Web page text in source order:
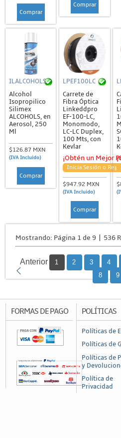
Comprar
Comprar
ILALCOHOLS
Alcohol
Isopropilico
Silimex
ALCOHOLS, en
Aerosol, 250
Ml
$126.87 MXN
(IVA Incluido)
Comprar
LPEF100LC
Carrete de
Fibra Óptica
Linkeddpro
EF-100-LC,
Monomodo,
LC-LC Duplex,
100 Mts, con
Kevlar
¡Obtén un Mejor
Inicia Sesión o
$947.92 MXN
(IVA Incluido)
Comprar
Mostrando: Página 1 de 9 | 536
Anterior 1 2 3 4
8
9
FORMAS DE PAGO POLÍTICAS
Políticas de
Políticas de
Políticas de
y
Política de
Privacidad